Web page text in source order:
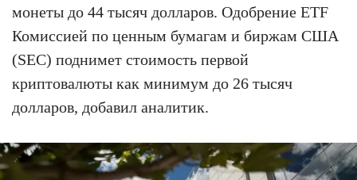
монеты до 44 тысяч долларов. Одобрение ETF
Комиссией по ценным бумагам и биржам США
(SEC) поднимет стоимость первой
криптовалюты как минимум до 26 тысяч
долларов, добавил аналитик.